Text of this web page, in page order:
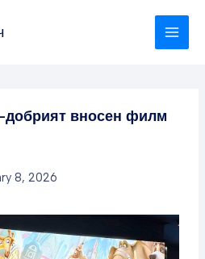
добрият вносен филм
8, 2026